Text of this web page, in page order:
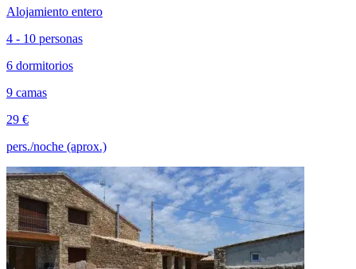
Alojamiento entero
4 - 10 personas
6 dormitorios
9 camas
29 €
pers./noche (aprox.)